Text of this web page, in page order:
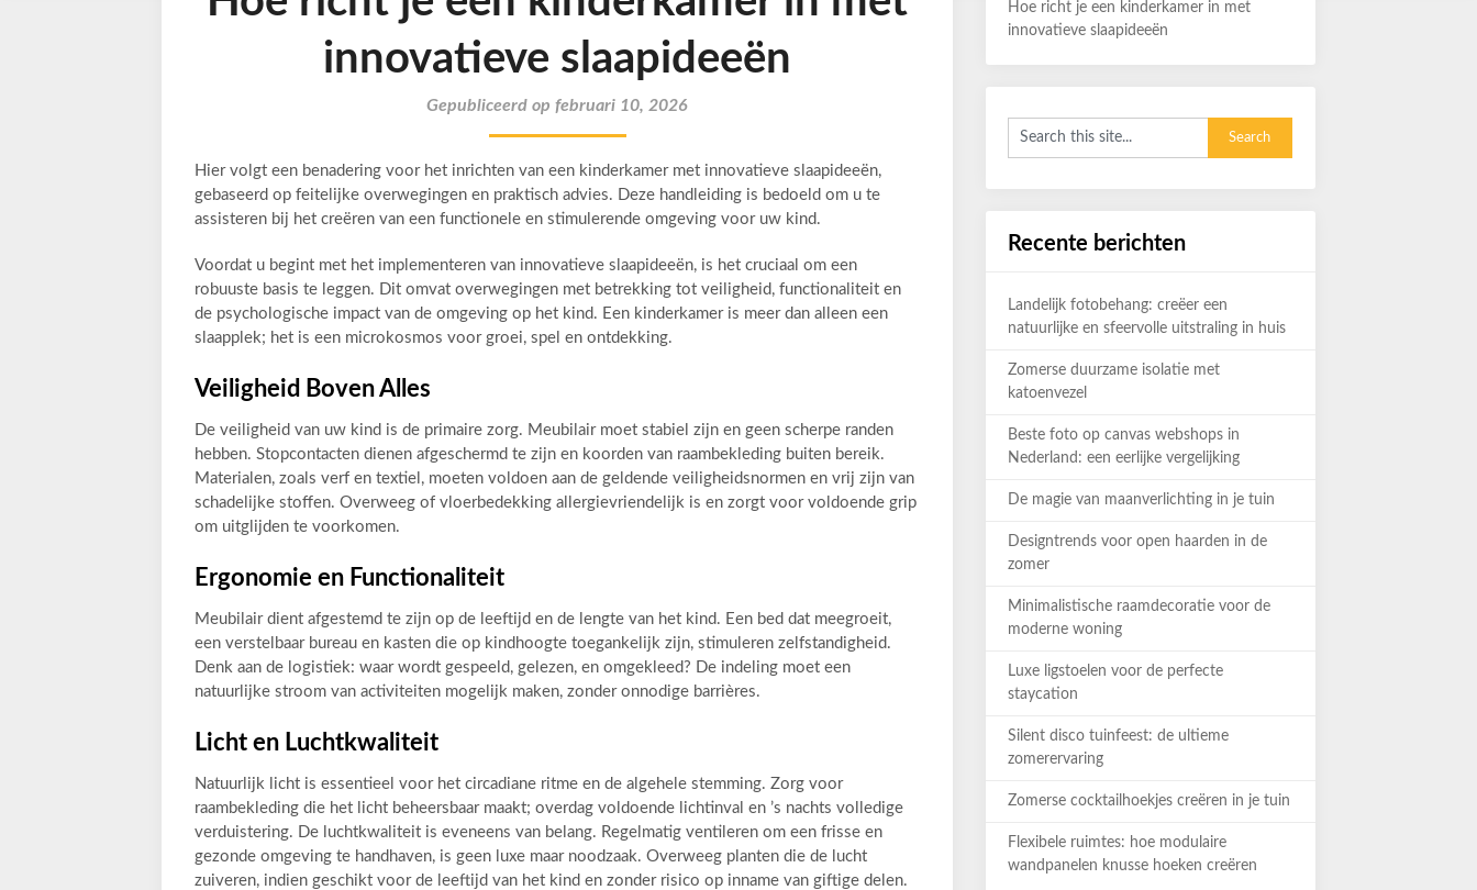
innovatieve slaapideeën
Gepubliceerd op februari 10, 2026
Hier volgt een benadering voor het inrichten van een kinderkamer met innovatieve slaapideeën,
gebaseerd op feitelijke overwegingen en praktisch advies. Deze handleiding is bedoeld om u te
assisteren bij het creëren van een functionele en stimulerende omgeving voor uw kind.
Voordat u begint met het implementeren van innovatieve slaapideeën, is het cruciaal om een
robuuste basis te leggen. Dit omvat overwegingen met betrekking tot veiligheid, functionaliteit en
de psychologische impact van de omgeving op het kind. Een kinderkamer is meer dan alleen een
slaapplek; het is een microkosmos voor groei, spel en ontdekking.
Veiligheid Boven Alles
De veiligheid van uw kind is de primaire zorg. Meubilair moet stabiel zijn en geen scherpe randen
hebben. Stopcontacten dienen afgeschermd te zijn en koorden van raambekleding buiten bereik.
Materialen, zoals verf en textiel, moeten voldoen aan de geldende veiligheidsnormen en vrij zijn van
schadelijke stoffen. Overweeg of vloerbedekking allergievriendelijk is en zorgt voor voldoende grip
om uitglijden te voorkomen.
Ergonomie en Functionaliteit
Meubilair dient afgestemd te zijn op de leeftijd en de lengte van het kind. Een bed dat meegroeit,
een verstelbaar bureau en kasten die op kindhoogte toegankelijk zijn, stimuleren zelfstandigheid.
Denk aan de logistiek: waar wordt gespeeld, gelezen, en omgekleed? De indeling moet een
natuurlijke stroom van activiteiten mogelijk maken, zonder onnodige barrières.
Licht en Luchtkwaliteit
Natuurlijk licht is essentieel voor het circadiane ritme en de algehele stemming. Zorg voor
raambekleding die het licht beheersbaar maakt; overdag voldoende lichtinval en ’s nachts volledige
verduistering. De luchtkwaliteit is eveneens van belang. Regelmatig ventileren om een frisse en
gezonde omgeving te handhaven, is geen luxe maar noodzaak. Overweeg planten die de lucht
zuiveren, indien geschikt voor de leeftijd van het kind en zonder risico op inname van giftige delen.
Hoe richt je een kinderkamer in met
innovatieve slaapideeën
Recente berichten
Landelijk fotobehang: creëer een
natuurlijke en sfeervolle uitstraling in huis
Zomerse duurzame isolatie met
katoenvezel
Beste foto op canvas webshops in
Nederland: een eerlijke vergelijking
De magie van maanverlichting in je tuin
Designtrends voor open haarden in de
zomer
Minimalistische raamdecoratie voor de
moderne woning
Luxe ligstoelen voor de perfecte
staycation
Silent disco tuinfeest: de ultieme
zomerervaring
Zomerse cocktailhoekjes creëren in je tuin
Flexibele ruimtes: hoe modulaire
wandpanelen knusse hoeken creëren